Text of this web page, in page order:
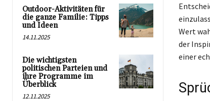
Outdoor-Aktivitäten für
die ganze Familie: Tipps
und Ideen
14.11.2025
Die wichtigsten
politischen Parteien und
ihre Programme im
Überblick
12.11.2025
Wert
der
einer